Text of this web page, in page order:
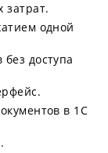
затрат.
одной
доступа
в 1С